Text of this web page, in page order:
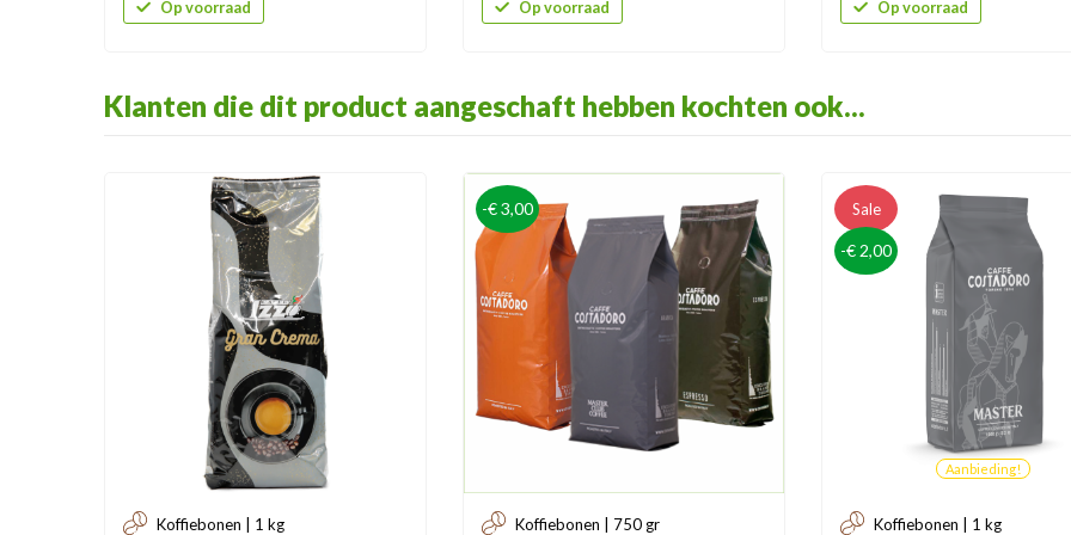
Op voorraad Op voorraad Op voorraad
Klanten die dit product aangeschaft hebben kochten ook...
Koffiebonen | 1 kg
-€ 3,00
Koffiebonen | 750 gr
Sale
-€ 2,00
Aanbieding!
Koffiebonen | 1 kg